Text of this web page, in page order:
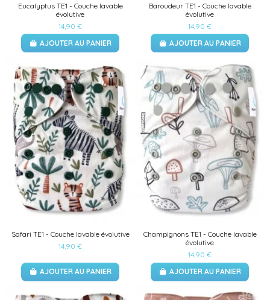
Eucalyptus TE1 - Couche lavable
évolutive
14,90 €
AJOUTER AU PANIER
Baroudeur TE1 - Couche lavable
évolutive
14,90 €
AJOUTER AU PANIER
Safari TE1 - Couche lavable évolutive
14,90 €
AJOUTER AU PANIER
Champignons TE1 - Couche lavable
évolutive
14,90 €
AJOUTER AU PANIER